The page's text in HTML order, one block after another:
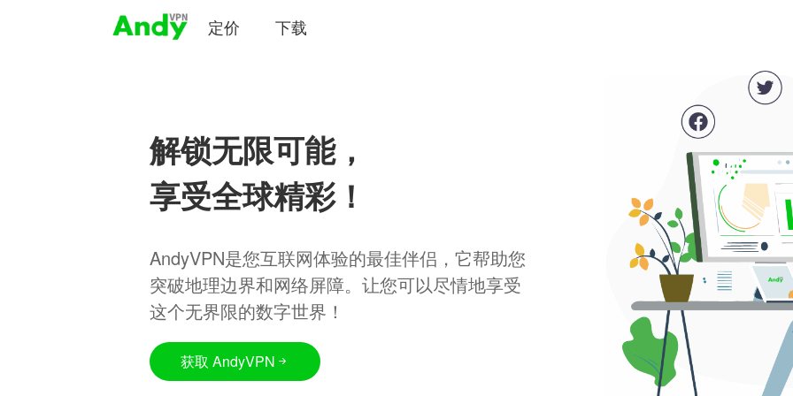
定价 下载
解锁无限可能，
享受全球精彩！
AndyVPN是您互联网体验的最佳伴侣，它帮助您
突破地理边界和网络屏障。让您可以尽情地享受
这个无界限的数字世界！
获取 AndyVPN